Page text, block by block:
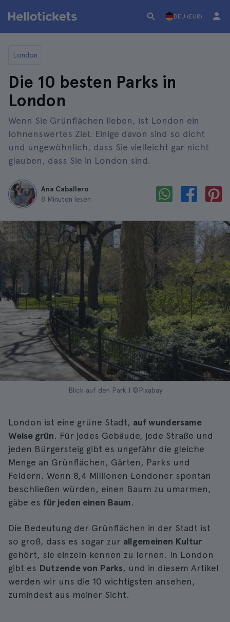
DEU (EUR)
London
Die 10 besten Parks in
London
Wenn Sie Grünflächen lieben, ist London ein
lohnenswertes Ziel. Einige davon sind so dicht
und ungewöhnlich, dass Sie vielleicht gar nicht
glauben, dass Sie in London sind.
Ana Caballero
8 Minuten lesen
Blick auf den Park | ©Pixabay
London ist eine grüne Stadt, auf wundersame
Weise grün. Für jedes Gebäude, jede Straße und
jeden Bürgersteig gibt es ungefähr die gleiche
Menge an Grünflächen, Gärten, Parks und
Feldern. Wenn 8,4 Millionen Londoner spontan
beschließen würden, einen Baum zu umarmen,
gäbe es für jeden einen Baum.
Die Bedeutung der Grünflächen in der Stadt ist
so groß, dass es sogar zur allgemeinen Kultur
gehört, sie einzeln kennen zu lernen. In London
gibt es Dutzende von Parks, und in diesem Artikel
werden wir uns die 10 wichtigsten ansehen,
zumindest aus meiner Sicht.